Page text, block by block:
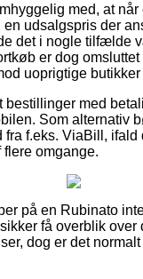
med, at
en udsalgspris der
det i nogle tilfælde
er dog
uoprigtige butikker
bestillinger med
Som alternativ
fra f.eks. ViaBill, ifald
omgange.
på en Rubinato
få overblik over
dog er det